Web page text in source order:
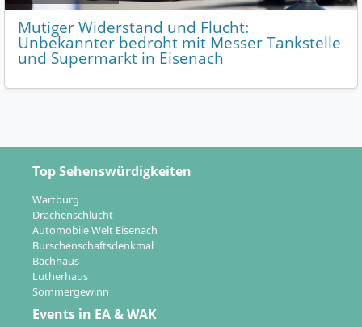
Mutiger Widerstand und Flucht:
Unbekannter bedroht mit Messer Tankstelle
und Supermarkt in Eisenach
Top Sehenswürdigkeiten
Wartburg
Drachenschlucht
Automobile Welt Eisenach
Burschenschaftsdenkmal
Bachhaus
Lutherhaus
Sommergewinn
Events in EA & WAK